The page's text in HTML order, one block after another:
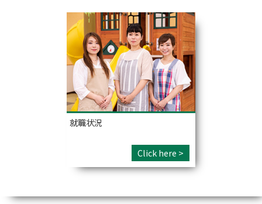
就職状況
Click here >